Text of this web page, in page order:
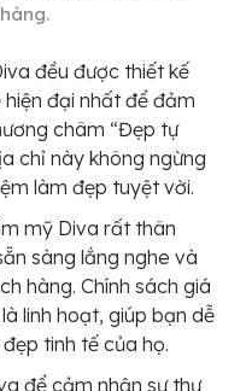
đều được thiết kế
đại nhất để đảm
châm “Đẹp tự
chỉ này không ngừng
làm đẹp tuyệt vời.
mỹ Diva rất thân
sàng lắng nghe và
hàng. Chính sách giá
linh hoạt, giúp bạn dễ
tinh tế của họ.
để cảm nhận sự thư